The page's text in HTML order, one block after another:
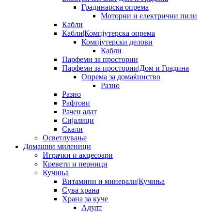
Градинарска опрема
Моторни и електрични пили
Кабли
Кабли|Компјутерска опрема
Компјутерски делови
Кабли
Парфеми за простории
Парфеми за простории|Дом и Градина
Опрема за домаќинство
Разно
Разно
Рафтови
Рачен алат
Сијалици
Скали
Осветлување
Домашни миленици
Играчки и акцесоари
Кревети и перници
Кучиња
Витамини и минерали|Кучиња
Сува храна
Храна за куче
Адулт